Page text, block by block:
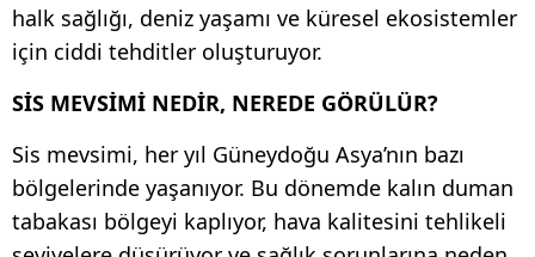
halk sağlığı, deniz yaşamı ve küresel ekosistemler
için ciddi tehditler oluşturuyor.
SİS MEVSİMİ NEDİR, NEREDE GÖRÜLÜR?
Sis mevsimi, her yıl Güneydoğu Asya’nın bazı
bölgelerinde yaşanıyor. Bu dönemde kalın duman
tabakası bölgeyi kaplıyor, hava kalitesini tehlikeli